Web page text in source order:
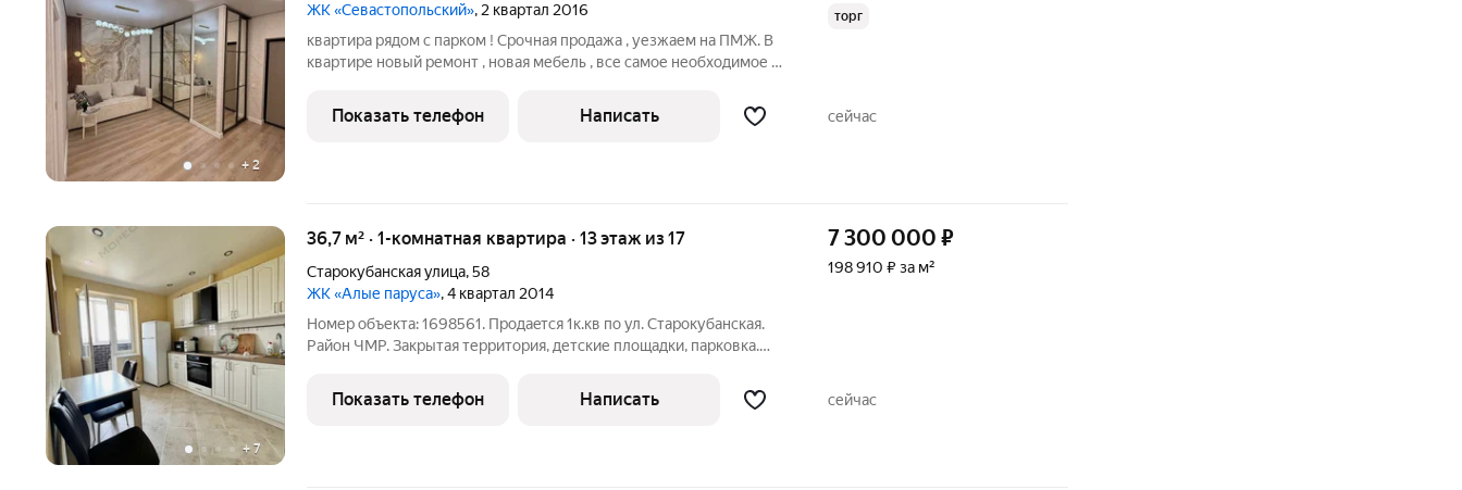
+ 2
ЖК «Севастопольский», 2 квартал 2016
квартира рядом с парком ! Срочная продажа , уезжаем на ПМЖ. В
квартире новый ремонт , новая мебель , все самое необходимое .
БЕСПОКОЙТЕ!
торг
Показать телефон Написать сейчас
+ 7
36,7 м² · 1-комнатная квартира · 13 этаж из 17
Старокубанская улица,58
ЖК «Алые паруса», 4 квартал 2014
Номер объекта: 1698561. Пpoдаeтcя 1к.кв по ул. Старокубанская.
Район ЧМР. Закрытая территория, детские площадки, парковка.
шаговой доступности.: - дет. сады, школы, учебные заведения, -
7 300 000 ₽
198 910 ₽ за м²
Показать телефон Написать сейчас